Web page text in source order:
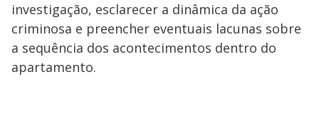
investigação, esclarecer a dinâmica da ação
criminosa e preencher eventuais lacunas sobre
a sequência dos acontecimentos dentro do
apartamento.